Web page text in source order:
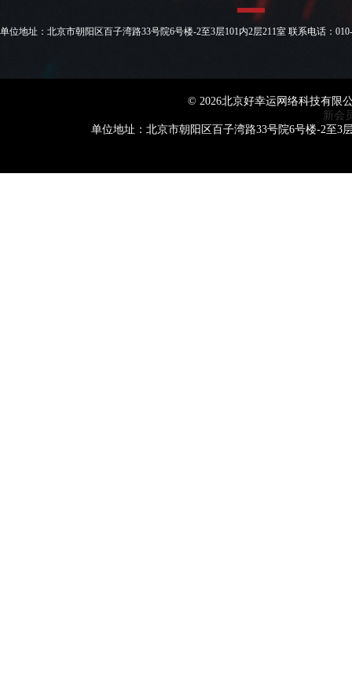
单位地址：北京市朝阳区百子湾路33号院6号楼-2至3层101内2层211室 联系电话：010-
© 2026北京好幸运网络科技有限
新会
单位地址：北京市朝阳区百子湾路33号院6号楼-2至3